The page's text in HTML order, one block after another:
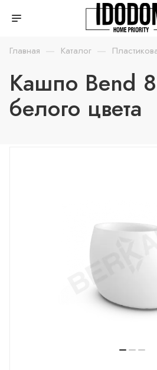
Главная — Каталог —
Кашпо Bend
белого цвета